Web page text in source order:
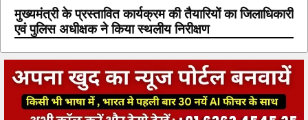
मुख्यमंत्री के प्रस्तावित कार्यक्रम की तैयारियों का जिलाधिकारी
एवं पुलिस अधीक्षक ने किया स्थलीय निरीक्षण